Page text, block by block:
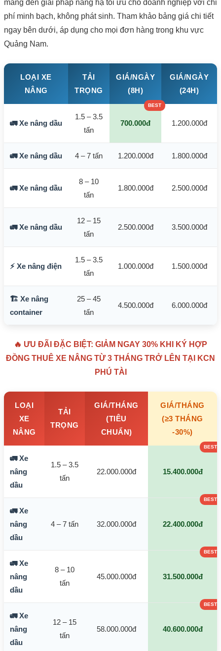
mang đến giải pháp nâng hạ tối ưu cho doanh nghiệp với chi
phí minh bạch, không phát sinh. Tham khảo bảng giá chi tiết
ngay bên dưới, áp dụng cho mọi đơn hàng trong khu vực
Quảng Nam.
LOẠI XE
NÂNG
TẢI
TRỌNG
GIÁ/NGÀY
(8H)
GIÁ/NGÀY
(24H)
🚛 Xe nâng dầu
1.5 – 3.5
tấn
700.000đ 1.200.000đ
🚛 Xe nâng dầu 4 – 7 tấn 1.200.000đ 1.800.000đ
🚛 Xe nâng dầu
8 – 10
tấn
1.800.000đ 2.500.000đ
🚛 Xe nâng dầu
12 – 15
tấn
2.500.000đ 3.500.000đ
⚡ Xe nâng điện
1.5 – 3.5
tấn
1.000.000đ 1.500.000đ
🏗️ Xe nâng
container
25 – 45
tấn
4.500.000đ 6.000.000đ
🔥 ƯU ĐÃI ĐẶC BIỆT: GIẢM NGAY 30% KHI KÝ HỢP
ĐỒNG THUÊ XE NÂNG TỪ 3 THÁNG TRỞ LÊN TẠI KCN
PHÚ TÀI
LOẠI
XE
NÂNG
TẢI
TRỌNG
GIÁ/THÁNG
(TIÊU
CHUẨN)
GIÁ/THÁNG
(≥3 THÁNG
-30%)
🚛 Xe
nâng
dầu
1.5 – 3.5
tấn
22.000.000đ 15.400.000đ
🚛 Xe
nâng
dầu
4 – 7 tấn 32.000.000đ 22.400.000đ
🚛 Xe
nâng
dầu
8 – 10
tấn
45.000.000đ 31.500.000đ
🚛 Xe
nâng
dầu
12 – 15
tấn
58.000.000đ 40.600.000đ